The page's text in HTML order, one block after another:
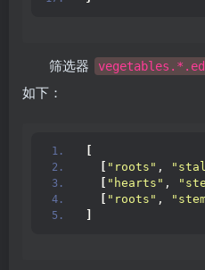
筛选器
如下：
[
[ "roots" ,
[ "hearts" ,
[ "roots" ,
]